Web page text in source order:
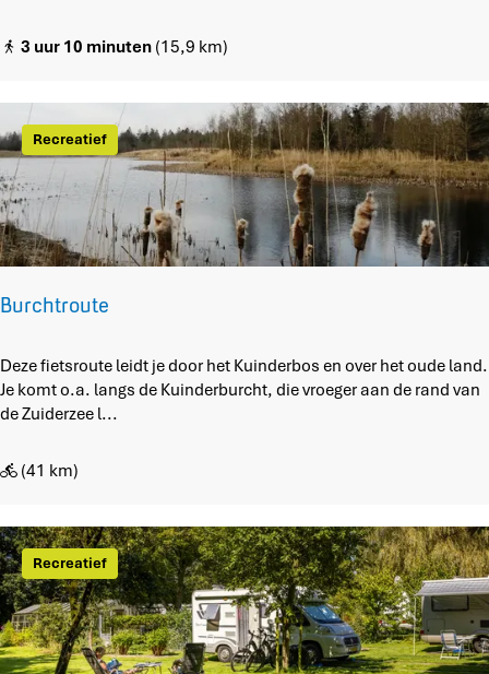
n
v
a
n
f
i
e
s
b
S
c
o
a
n
d
n
a
a
3 uur 10 minuten (15,9 km)
Burchtroute
B
u
r
h
o
u
t
e
Recreatief
Deze fietsroute leidt je door het Kuinderbos en over het oude land.
Je komt o.a. langs de Kuinderburcht, die vroeger aan de rand van
de Zuiderzee l...
(41 km)
Recreatief